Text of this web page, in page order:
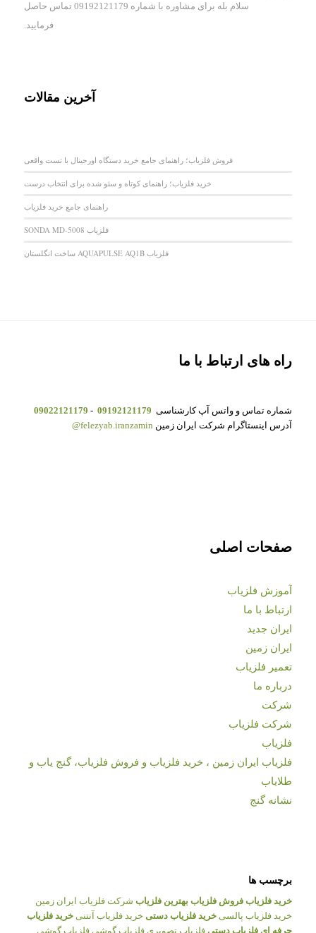
سلام بله برای مشاوره با شماره 09192121179 تماس حاصل
فرمایید.
آخرین مقالات
فروش فلزیاب؛ راهنمای جامع خرید دستگاه اورجینال با تست واقعی
خرید فلزیاب؛ راهنمای کوتاه و سئو شده برای انتخاب درست
راهنمای جامع خرید فلزیاب
فلزیاب SONDA MD-5008
فلزیاب AQUAPULSE AQ1B ساخت انگلستان
راه های ارتباط با ما
شماره تماس و واتس آپ کارشناسی 09192121179
-
09022121179
آدرس اینستاگرام شرکت ایران زمین felezyab.iranzamin@
صفحات اصلی
آموزش فلزیاب
ارتباط با ما
ایران جدید
ایران زمین
تعمیر فلزیاب
درباره ما
شرکت
شرکت فلزیاب
فلزیاب
فلزیاب ایران زمین ، خرید فلزیاب و فروش فلزیاب، گنج یاب و
طلایاب
نشانه گنج
برچسب ها
خرید فلزیاب فروش فلزیاب بهترین فلزیاب شرکت فلزیاب ایران زمین
خرید فلزیاب پالسی خرید فلزیاب دستی خرید فلزیاب آنتنی خرید فلزیاب
حرفه ای فلزیاب دستی فلزیاب تصویری فلزیاب گوشی فلزیاب گوشی